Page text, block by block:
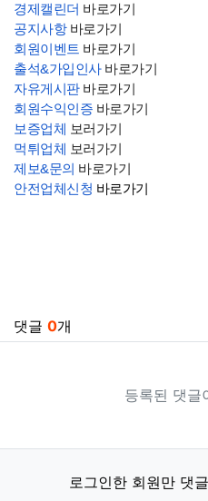
경제캘린더 바로가기
공지사항바로가기
회원이벤트 바로가기
출석&가입인사바로가기
자유게시판바로가기
회원수익인증 바로가기
보증업체 보러가기
먹튀업체 보러가기
제보&문의 바로가기
안전업체신청 바로가기
댓글 0개
등록된 댓글
로그인한 회원만 댓